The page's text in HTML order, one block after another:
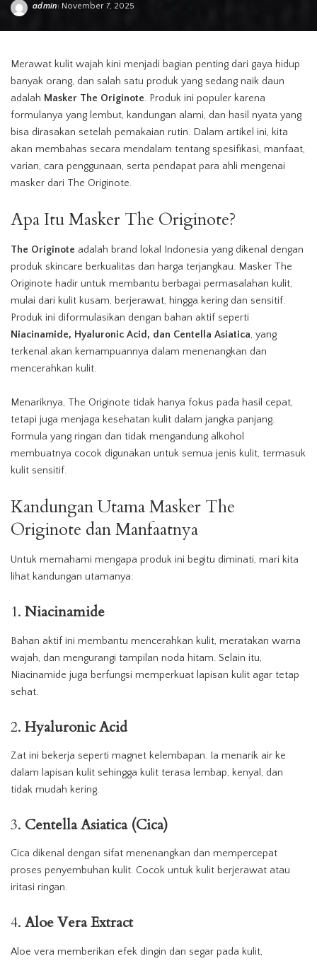
Posted
admin November 7, 2025
Merawat kulit wajah kini menjadi bagian penting dari gaya hidup
banyak orang, dan salah satu produk yang sedang naik daun
adalah Masker The Originote. Produk ini populer karena
formulanya yang lembut, kandungan alami, dan hasil nyata yang
bisa dirasakan setelah pemakaian rutin. Dalam artikel ini, kita
akan membahas secara mendalam tentang spesifikasi, manfaat,
varian, cara penggunaan, serta pendapat para ahli mengenai
masker dari The Originote.
Apa ItuMasker The Originote?
The Originote adalah brand lokal Indonesia yang dikenal dengan
produk skincare berkualitas dan harga terjangkau. Masker The
Originote hadir untuk membantu berbagai permasalahan kulit,
mulai dari kulit kusam, berjerawat, hingga kering dan sensitif.
Produk ini diformulasikan dengan bahan aktif seperti
Niacinamide, Hyaluronic Acid, dan Centella Asiatica, yang
terkenal akan kemampuannya dalam menenangkan dan
mencerahkan kulit.
Menariknya, The Originote tidak hanya fokus pada hasil cepat,
tetapi juga menjaga kesehatan kulit dalam jangka panjang.
Formula yang ringan dan tidak mengandung alkohol
membuatnya cocok digunakan untuk semua jenis kulit, termasuk
kulit sensitif.
KandunganUtamaMasker The
Originote dan Manfaatnya
Untuk memahami mengapa produk ini begitu diminati, mari kita
lihat kandungan utamanya:
1. Niacinamide
Bahan aktif ini membantu mencerahkan kulit, meratakan warna
wajah, dan mengurangi tampilan noda hitam. Selain itu,
Niacinamide juga berfungsi memperkuat lapisan kulit agar tetap
sehat.
2. Hyaluronic Acid
Zat ini bekerja seperti magnet kelembapan. Ia menarik air ke
dalam lapisan kulit sehingga kulit terasa lembap, kenyal, dan
tidak mudah kering.
3. Centella Asiatica (Cica)
Cica dikenal dengan sifat menenangkan dan mempercepat
proses penyembuhan kulit. Cocok untuk kulit berjerawat atau
iritasi ringan.
4. Aloe Vera Extract
Aloe vera memberikan efek dingin dan segar pada kulit,